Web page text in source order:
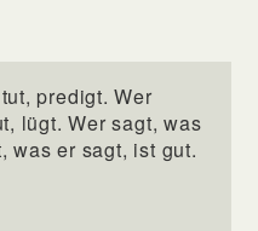
predigt. Wer
lügt. Wer sagt, was
was er sagt, ist gut.